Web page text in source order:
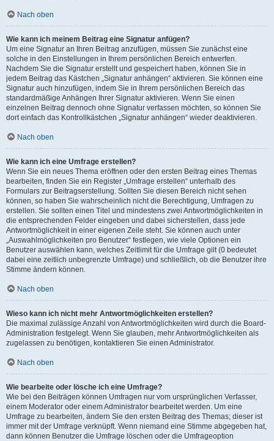
Nach oben
Wie kann ich meinem Beitrag eine Signatur anfügen?
Um eine Signatur an Ihren Beitrag anzufügen, müssen Sie zunächst eine
solche in den Einstellungen in Ihrem persönlichen Bereich entwerfen.
Nachdem Sie die Signatur erstellt und gespeichert haben, können Sie in
jedem Beitrag das Kästchen „Signatur anhängen“ aktivieren. Sie können eine
Signatur auch hinzufügen, indem Sie in Ihrem persönlichen Bereich das
standardmäßige Anhängen Ihrer Signatur aktivieren. Wenn Sie einen
einzelnen Beitrag dennoch ohne Signatur verfassen möchten, so können Sie
dort einfach das Kontrollkästchen „Signatur anhängen“ wieder deaktivieren.
Nach oben
Wie kann ich eine Umfrage erstellen?
Wenn Sie ein neues Thema eröffnen oder den ersten Beitrag eines Themas
bearbeiten, finden Sie ein Register „Umfrage erstellen“ unterhalb des
Formulars zur Beitragserstellung. Sollten Sie diesen Bereich nicht sehen
können, so haben Sie wahrscheinlich nicht die Berechtigung, Umfragen zu
erstellen. Sie sollten einen Titel und mindestens zwei Antwortmöglichkeiten in
die entsprechenden Felder eingeben und dabei sicherstellen, dass jede
Antwortmöglichkeit in einer eigenen Zeile steht. Sie können auch unter
„Auswahlmöglichkeiten pro Benutzer“ festlegen, wie viele Optionen ein
Benutzer auswählen kann, welches Zeitlimit für die Umfrage gilt (0 bedeutet
dabei eine zeitlich unbegrenzte Umfrage) und schließlich, ob die Benutzer ihre
Stimme ändern können.
Nach oben
Wieso kann ich nicht mehr Antwortmöglichkeiten erstellen?
Die maximal zulässige Anzahl von Antwortmöglichkeiten wird durch die Board-
Administration festgelegt. Wenn Sie glauben, mehr Antwortmöglichkeiten als
zugelassen zu benötigen, kontaktieren Sie einen Administrator.
Nach oben
Wie bearbeite oder lösche ich eine Umfrage?
Wie bei den Beiträgen können Umfragen nur vom ursprünglichen Verfasser,
einem Moderator oder einem Administrator bearbeitet werden. Um eine
Umfrage zu bearbeiten, ändern Sie den ersten Beitrag des Themas; dieser ist
immer mit der Umfrage verknüpft. Wenn niemand eine Stimme abgegeben hat,
dann können Benutzer die Umfrage löschen oder die Umfrageoption